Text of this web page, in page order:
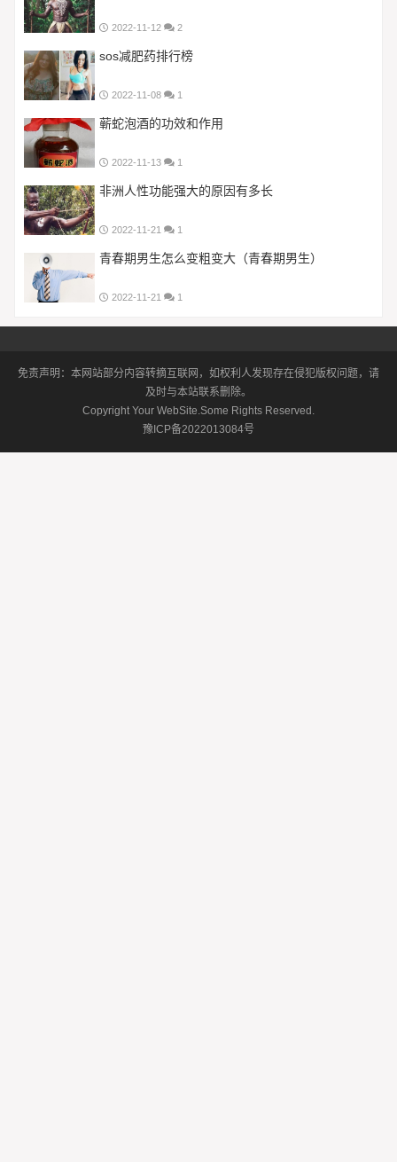
2022-11-12 2
sos减肥药排行榜
2022-11-08 1
蕲蛇泡酒的功效和作用
2022-11-13 1
非洲人性功能强大的原因有多长
2022-11-21 1
青春期男生怎么变粗变大（青春期男生）
2022-11-21 1
免责声明：本网站部分内容转摘互联网，如权利人发现存在侵犯版权问题，请
及时与本站联系删除。
Copyright Your WebSite.Some Rights Reserved.
豫ICP备2022013084号